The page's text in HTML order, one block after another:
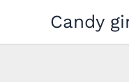
innehåll
Candy